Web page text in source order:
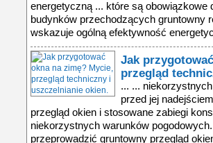
energetyczną ... które są
budynków przechodzących gruntowny
wskazuje ogólną efektywność
Jak
przegląd
... ...
przed jej
przegląd okien i stosowane zabiegi
niekorzystnych warunków
przeprowadzić gruntowny przegląd